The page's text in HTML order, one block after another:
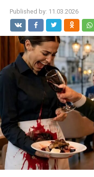
Published by: 11.03.2026